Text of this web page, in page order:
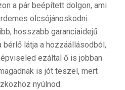
a pár beépített dolgon, ami
olcsójánoskodni.
hosszabb garanciaidejű
bérlő látja a hozzáállásodból,
ezáltal ő is jobban
is jót teszel, mert
nyúlnod.